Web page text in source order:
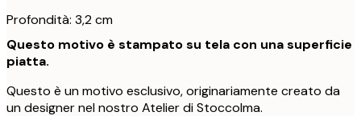
Profondità: 3,2 cm
Questo motivo è stampato su tela con una superficie
piatta.
Questo è un motivo esclusivo, originariamente creato da
un designer nel nostro Atelier di Stoccolma.